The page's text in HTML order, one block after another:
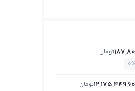
تومان
0%
تومان